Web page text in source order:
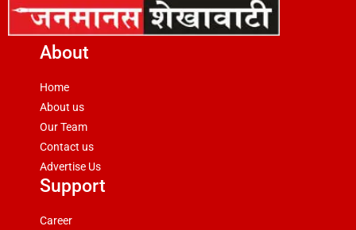
About
Home
About us
Our Team
Contact us
Advertise Us
Support
Career